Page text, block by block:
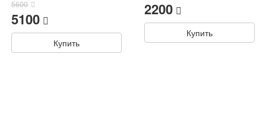
5600
5100
Купить
2200
Купить